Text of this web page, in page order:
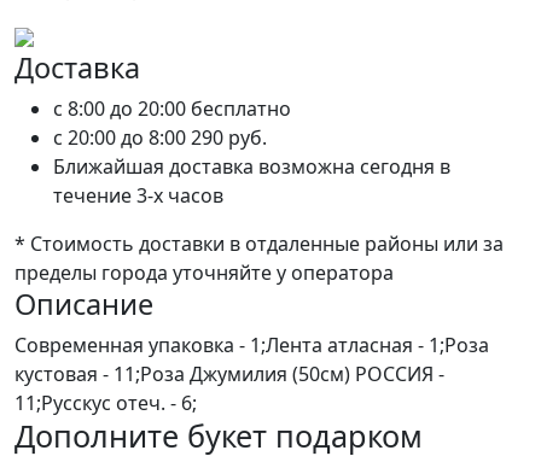
Доставка
c 8:00 до 20:00 бесплатно
c 20:00 до 8:00290 руб.
Ближайшая доставка возможна сегодня в
течение 3-х часов
* Стоимость доставки в отдаленные районы или за
пределы города уточняйте у оператора
Описание
Современная упаковка - 1;Лента атласная - 1;Роза
кустовая - 11;Роза Джумилия (50см) РОССИЯ -
11;Русскус отеч. - 6;
Дополните букет подарком